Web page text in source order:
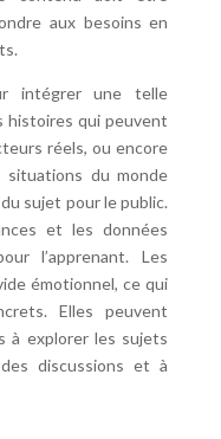
aux besoins en
intégrer une telle
histoires qui peuvent
réels, ou encore
du monde
sujet pour le public.
et les données
l’apprenant. Les
émotionnel, ce qui
Elles peuvent
à explorer les sujets
discussions et à